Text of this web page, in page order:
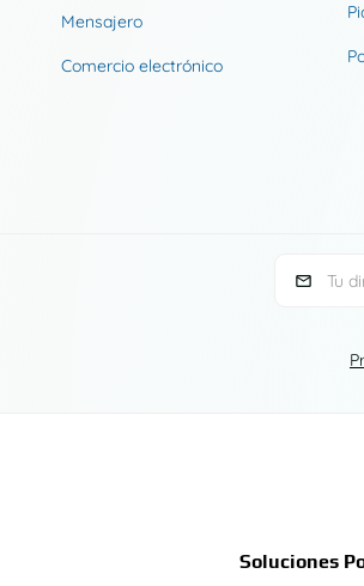
Mensajero
Comercio electrónico
Soluciones